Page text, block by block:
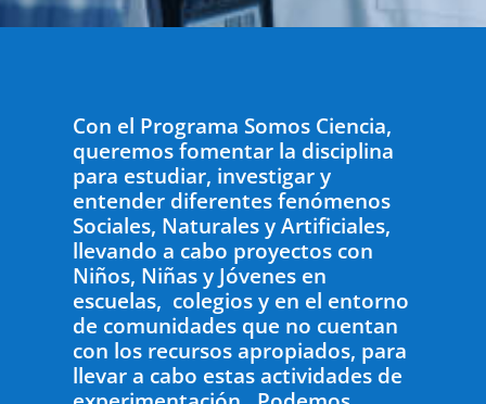
Con el Programa Somos Ciencia,
queremos fomentar la disciplina
para estudiar, investigar y
entender diferentes fenómenos
Sociales, Naturales y Artificiales,
llevando a cabo proyectos con
Niños, Niñas y Jóvenes en
escuelas, colegios y en el entorno
de comunidades que no cuentan
con los recursos apropiados, para
llevar a cabo estas actividades de